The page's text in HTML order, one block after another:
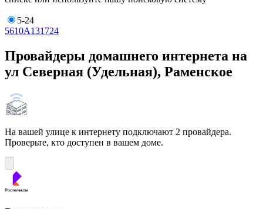
5-24
5610А131724
Провайдеры домашнего интернета на
ул Северная (Удельная), Раменское
На вашей улице к интернету подключают 2 провайдера.
Проверьте, кто доступен в вашем доме.